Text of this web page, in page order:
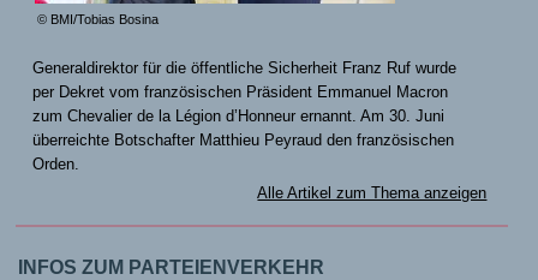
© BMI/Tobias Bosina
Generaldirektor für die öffentliche Sicherheit Franz Ruf wurde
per Dekret vom französischen Präsident Emmanuel Macron
zum Chevalier de la Légion d’Honneur ernannt. Am 30. Juni
überreichte Botschafter Matthieu Peyraud den französischen
Orden.
Alle Artikel zum Thema anzeigen
INFOS ZUM PARTEIENVERKEHR